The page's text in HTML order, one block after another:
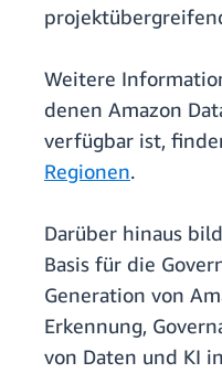
Weitere
denen Amazon
verfügbar ist,
Regionen.
Darüber hinaus
Basis für die
Generation von
Erkennung,
von Daten und KI